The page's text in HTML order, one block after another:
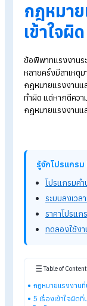
Blog > 5 เรื่อง
หลายเรื่อง
กฎหมายโด
ละเอียดเยอ
กลายเป็นค
เข้าใจ
ข้อพิพาทแรงง
หลายครั้งมีสา
กฎหมายแรงง